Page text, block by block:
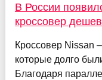
В России
кроссовер
Кроссовер Nissan
которые долго
Благодаря